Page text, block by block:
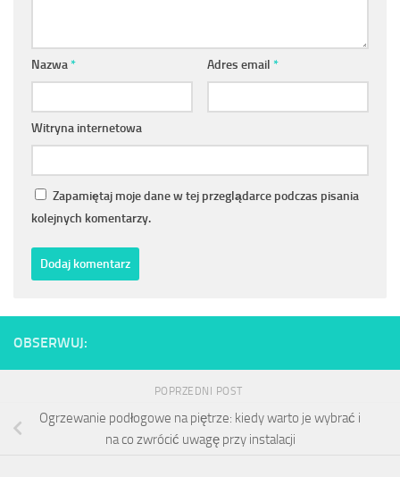
Nazwa* Adres email *
Witryna internetowa
Zapamiętaj moje dane w tej przeglądarce podczas pisania
kolejnych komentarzy.
OBSERWUJ:
POPRZEDNI POST
Ogrzewanie podłogowe na piętrze: kiedy warto je wybrać i
na co zwrócić uwagę przy instalacji